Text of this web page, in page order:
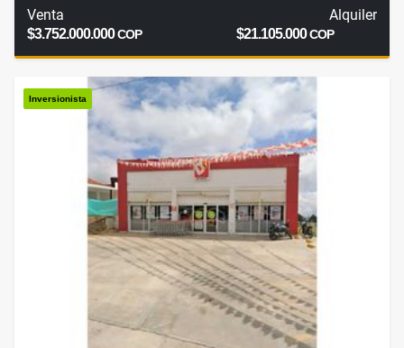
Venta
$3.752.000.000COP
Alquiler
$21.105.000COP
Inversionista